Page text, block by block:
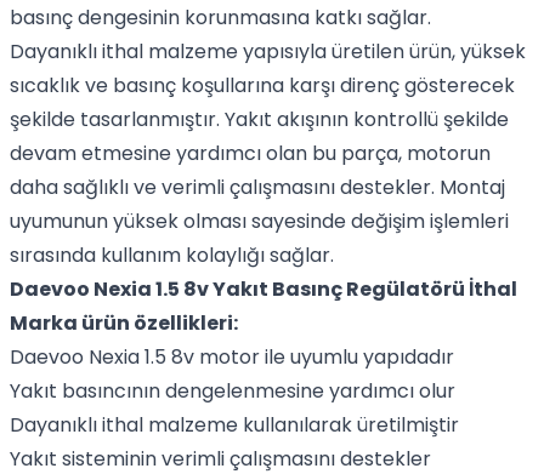
basınç dengesinin korunmasına katkı sağlar.
Dayanıklı ithal malzeme yapısıyla üretilen ürün, yüksek
sıcaklık ve basınç koşullarına karşı direnç gösterecek
şekilde tasarlanmıştır. Yakıt akışının kontrollü şekilde
devam etmesine yardımcı olan bu parça, motorun
daha sağlıklı ve verimli çalışmasını destekler. Montaj
uyumunun yüksek olması sayesinde değişim işlemleri
sırasında kullanım kolaylığı sağlar.
Daevoo Nexia 1.5 8v Yakıt Basınç Regülatörü İthal
Marka ürün özellikleri:
Daevoo Nexia 1.5 8v motor ile uyumlu yapıdadır
Yakıt basıncının dengelenmesine yardımcı olur
Dayanıklı ithal malzeme kullanılarak üretilmiştir
Yakıt sisteminin verimli çalışmasını destekler